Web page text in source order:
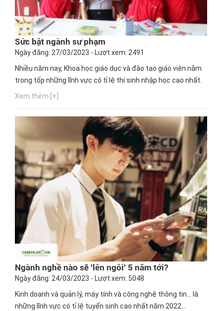
Sức bật ngành sư phạm
Ngày đăng: 27/03/2023 - Lượt xem: 2491
Nhiều năm nay, Khoa học giáo dục và đào tạo giáo viên nằm
trong tốp những lĩnh vực có tỉ lệ thí sinh nhập học cao nhất.
Xem thêm [+]
Ngành nghề nào sẽ 'lên ngôi' 5 năm tới?
Ngày đăng: 24/03/2023 - Lượt xem: 5048
Kinh doanh và quản lý, máy tính và công nghệ thông tin… là
những lĩnh vực có tỉ lệ tuyển sinh cao nhất năm 2022...